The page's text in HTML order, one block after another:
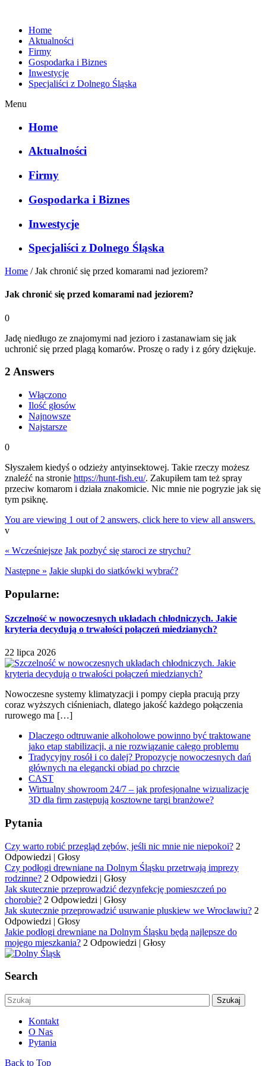
Home
Aktualności
Firmy
Gospodarka i Biznes
Inwestycje
Specjaliści z Dolnego Śląska
Menu
Home
Aktualności
Firmy
Gospodarka i Biznes
Inwestycje
Specjaliści z Dolnego Śląska
Home /Jak chronić się przed komarami nad jeziorem?
Jak chronić się przed komarami nad jeziorem?
0
Jadę niedługo ze znajomymi nad jezioro i zastanawiam się jak
uchronić się przed plagą komarów. Proszę o rady i z góry dziękuje.
2 Answers
Włączono
Ilość głosów
Najnowsze
Najstarsze
0
Słyszałem kiedyś o odzieży antyinsektowej. Takie rzeczy możesz
znaleźć na stronie https://hunt-fish.eu/. Zakupiłem tam też spray
przeciw komarom i działa znakomicie. Nic mnie nie pogryzie jak się
tym psiknę.
You are viewing 1 out of 2 answers, click here to view all answers.
v
« Wcześniejsze Jak pozbyć się staroci ze strychu?
Następne » Jakie słupki do siatkówki wybrać?
Popularne:
Szczelność w nowoczesnych układach chłodniczych. Jakie
kryteria decydują o trwałości połączeń miedzianych?
22 lipca 2026
Nowoczesne systemy klimatyzacji i pompy ciepła pracują przy
coraz wyższych ciśnieniach, dlatego jakość każdego połączenia
rurowego ma […]
Dlaczego odtruwanie alkoholowe powinno być traktowane
jako etap stabilizacji, a nie rozwiązanie całego problemu
Tradycyjny rosół i co dalej? Propozycje nowoczesnych dań
głównych na elegancki obiad po chrzcie
CAST
Wirtualny showroom 24/7 – jak profesjonalne wizualizacje
3D dla firm zastępują kosztowne targi branżowe?
Pytania
Czy warto robić przegląd zębów, jeśli nic mnie nie niepokoi? 2
Odpowiedzi | Głosy
Czy podłogi drewniane na Dolnym Śląsku przetrwają imprezy
rodzinne? 2 Odpowiedzi | Głosy
Jak skutecznie przeprowadzić dezynfekcję pomieszczeń po
chorobie? 2 Odpowiedzi | Głosy
Jak skutecznie przeprowadzić usuwanie pluskiew we Wrocławiu? 2
Odpowiedzi | Głosy
Jakie podłogi drewniane na Dolnym Śląsku będą najlepsze do
mojego mieszkania? 2 Odpowiedzi | Głosy
Search
Kontakt
O Nas
Pytania
Back to Top